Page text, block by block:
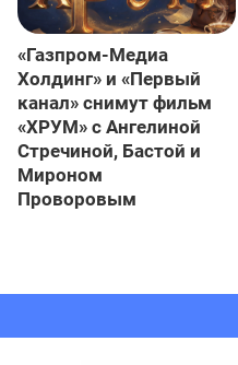
«Газпром-Медиа
Холдинг» и «Первый
канал» снимут фильм
«ХРУМ» с Ангелиной
Стречиной, Бастой и
Мироном
Проворовым